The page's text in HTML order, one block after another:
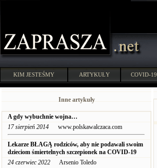
KIM JESTEŚMY ARTYKUŁY COVID-19
Inne artykuły
A gdy wybuchnie wojna…
17 sierpień 2014 www.polskawalczaca.com
Lekarze BŁAGĄ rodziców, aby nie podawali swoim
dzieciom śmiertelnych szczepionek na COVID-19
24 czerwiec 2022 Arsenio Toledo